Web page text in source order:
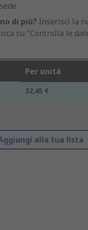
di più? Inserisci la
su "Controlla le
Per unità
32,45 €
alla tua lista